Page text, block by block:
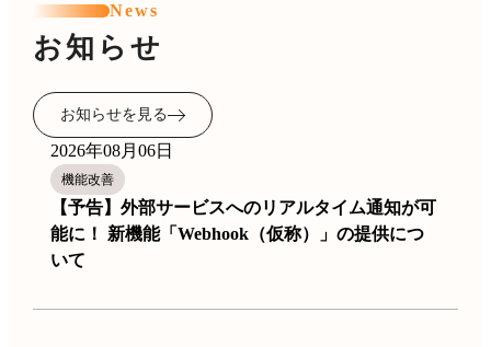
News
お知らせ
お知らせを見る
2026年08月06日
機能改善
【予告】外部サービスへのリアルタイム通知が可
能に！ 新機能「Webhook（仮称）」の提供につ
いて